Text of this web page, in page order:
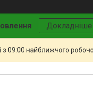
Докладніше
09:00 найближчого